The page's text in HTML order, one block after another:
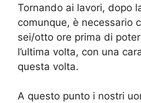
Tornando ai lavori, dopo
comunque, è necessario
sei/otto ore prima di
l’ultima volta, con una
questa volta.
A questo punto i nostri